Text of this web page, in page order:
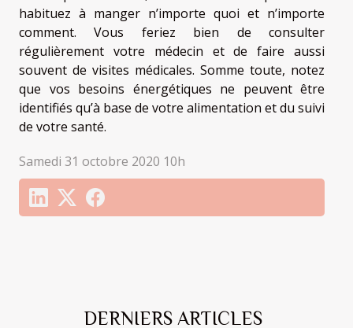
habituez à manger n’importe quoi et n’importe
comment. Vous feriez bien de consulter
régulièrement votre médecin et de faire aussi
souvent de visites médicales. Somme toute, notez
que vos besoins énergétiques ne peuvent être
identifiés qu’à base de votre alimentation et du suivi
de votre santé.
Samedi 31 octobre 2020 10h
DERNIERS ARTICLES